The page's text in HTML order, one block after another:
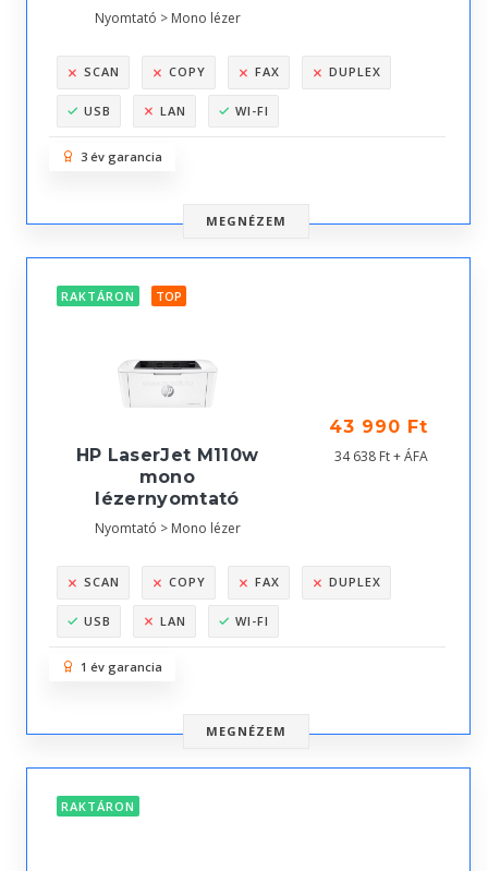
Nyomtató > Mono lézer
SCAN COPY FAX DUPLEX
USB LAN WI-FI
3 év garancia
MEGNÉZEM
RAKTÁRON TOP
HP LaserJet M110w
mono
lézernyomtató
Nyomtató > Mono lézer
43 990 Ft
34 638 Ft + ÁFA
SCAN COPY FAX DUPLEX
USB LAN WI-FI
1 év garancia
MEGNÉZEM
RAKTÁRON